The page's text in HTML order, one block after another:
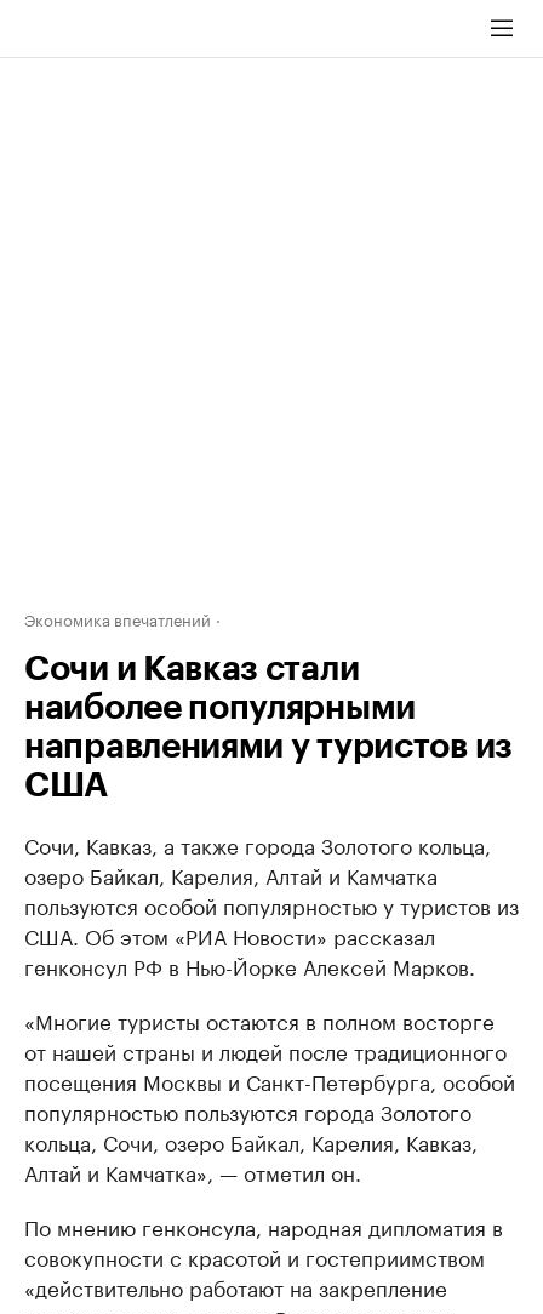
Экономика впечатлений
Сочи и Кавказ стали
наиболее популярными
направлениями у туристов из
США
Сочи, Кавказ, а также города Золотого кольца,
озеро Байкал, Карелия, Алтай и Камчатка
пользуются особой популярностью у туристов из
США. Об этом «РИА Новости» рассказал
генконсул РФ в Нью-Йорке Алексей Марков.
«Многие туристы остаются в полном восторге
от нашей страны и людей после традиционного
посещения Москвы и Санкт-Петербурга, особой
популярностью пользуются города Золотого
кольца, Сочи, озеро Байкал, Карелия, Кавказ,
Алтай и Камчатка», — отметил он.
По мнению генконсула, народная дипломатия в
совокупности с красотой и гостеприимством
«действительно работают на закрепление